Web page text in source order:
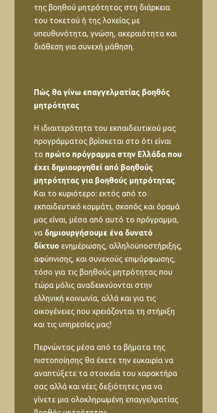
της βοηθού μητρότητας στη διάρκεια
του τοκετού ή της λοχείας με
υπευθυνότητα, γνώση, ακεραιότητα και
διάθεση για συνεχή μάθηση.
Πώς θα γίνω επαγγελματίας βοηθός
μητρότητας
Η ιδιαιτερότητα του εκπαιδευτικού μας
προγράμματος βρίσκεται στο ότι είναι
το πρώτο πρόγραμμα στην Ελλάδα που
έχει δημιουργηθεί από βοηθούς
μητρότητας για βοηθούς μητρότητας.
Και το κυριότερο: εκτός από το
εκπαιδευτικό κομμάτι, σκοπός και όραμά
μας είναι, μέσα από αυτό το πρόγραμμα,
να δημιουργήσουμε ένα δυνατό
δίκτυο ενημέρωσης, αλληλοϋποστήριξης,
αφύπνισης, και συνεχούς επιμόρφωσης,
τόσο για τις βοηθούς μητρότητας που
τώρα μόλις αναδεικνύονται στην
ελληνική κοινωνία, αλλά και για τις
οικογένειες που χρειάζονται τη στήριξη
και τις υπηρεσίες μας!
Περνώντας μέσα από τα βήματα της
πιστοποίησης θα έχετε την ευκαιρία να
αναπτύξετε τα στοιχεία του χαρακτήρα
σας αλλά και νέες δεξιότητες για να
γίνετε μια ολοκληρωμένη επαγγελματίας